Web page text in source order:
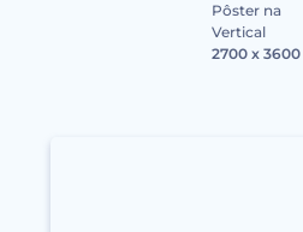
Pôster na
Vertical
2700 x 3600